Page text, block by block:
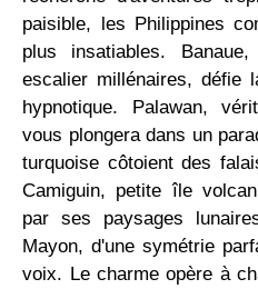
paisible, les Philippines
plus insatiables.
escalier millénaires, défie
hypnotique. Palawan,
vous plongera dans un
turquoise côtoient des
Camiguin, petite île
par ses paysages
Mayon, d'une symétrie
voix. Le charme opère à